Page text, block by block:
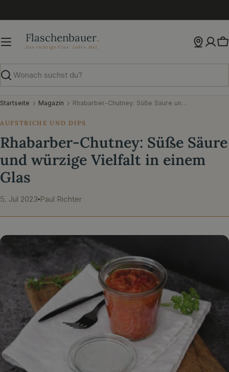
Inhalt
Suchen
Startseite Magazin Rhabarber-Chutney: Süße Säure und würzige Vielfalt in einem Glas
AUFSTRICHE UND DIPS
Rhabarber-Chutney: Süße Säure
und würzige Vielfalt in einem
Glas
5. Jul 2023 Paul Richter